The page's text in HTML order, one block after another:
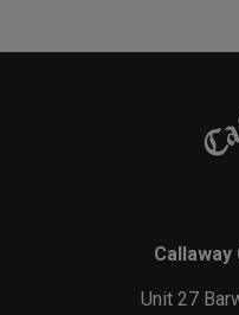
Callaway
Unit 27